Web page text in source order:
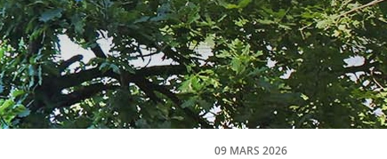
09 MARS 2026